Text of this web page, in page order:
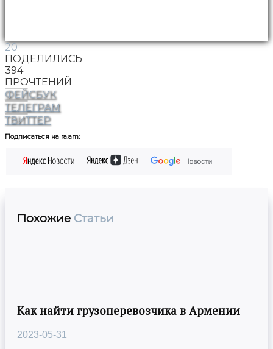
20
ПОДЕЛИЛИСЬ
394
ПРОЧТЕНИЙ
ФЕЙСБУК
ТЕЛЕГРАМ
ТВИТТЕР
Подписаться на ra.am:
Похожие Статьи
Как найти грузоперевозчика в Армении
2023-05-31